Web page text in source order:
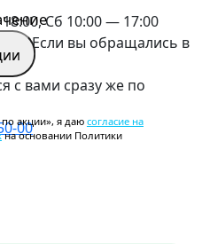
Сб 10:00 — 17:00
Если вы обращались в
с вами сразу же по
00
акции», я даю согласие на
на основании Политики